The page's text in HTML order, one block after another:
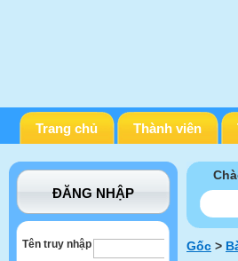
Trang chủ Thành viên
ĐĂNG NHẬP
Tên truy nhập
Gốc >